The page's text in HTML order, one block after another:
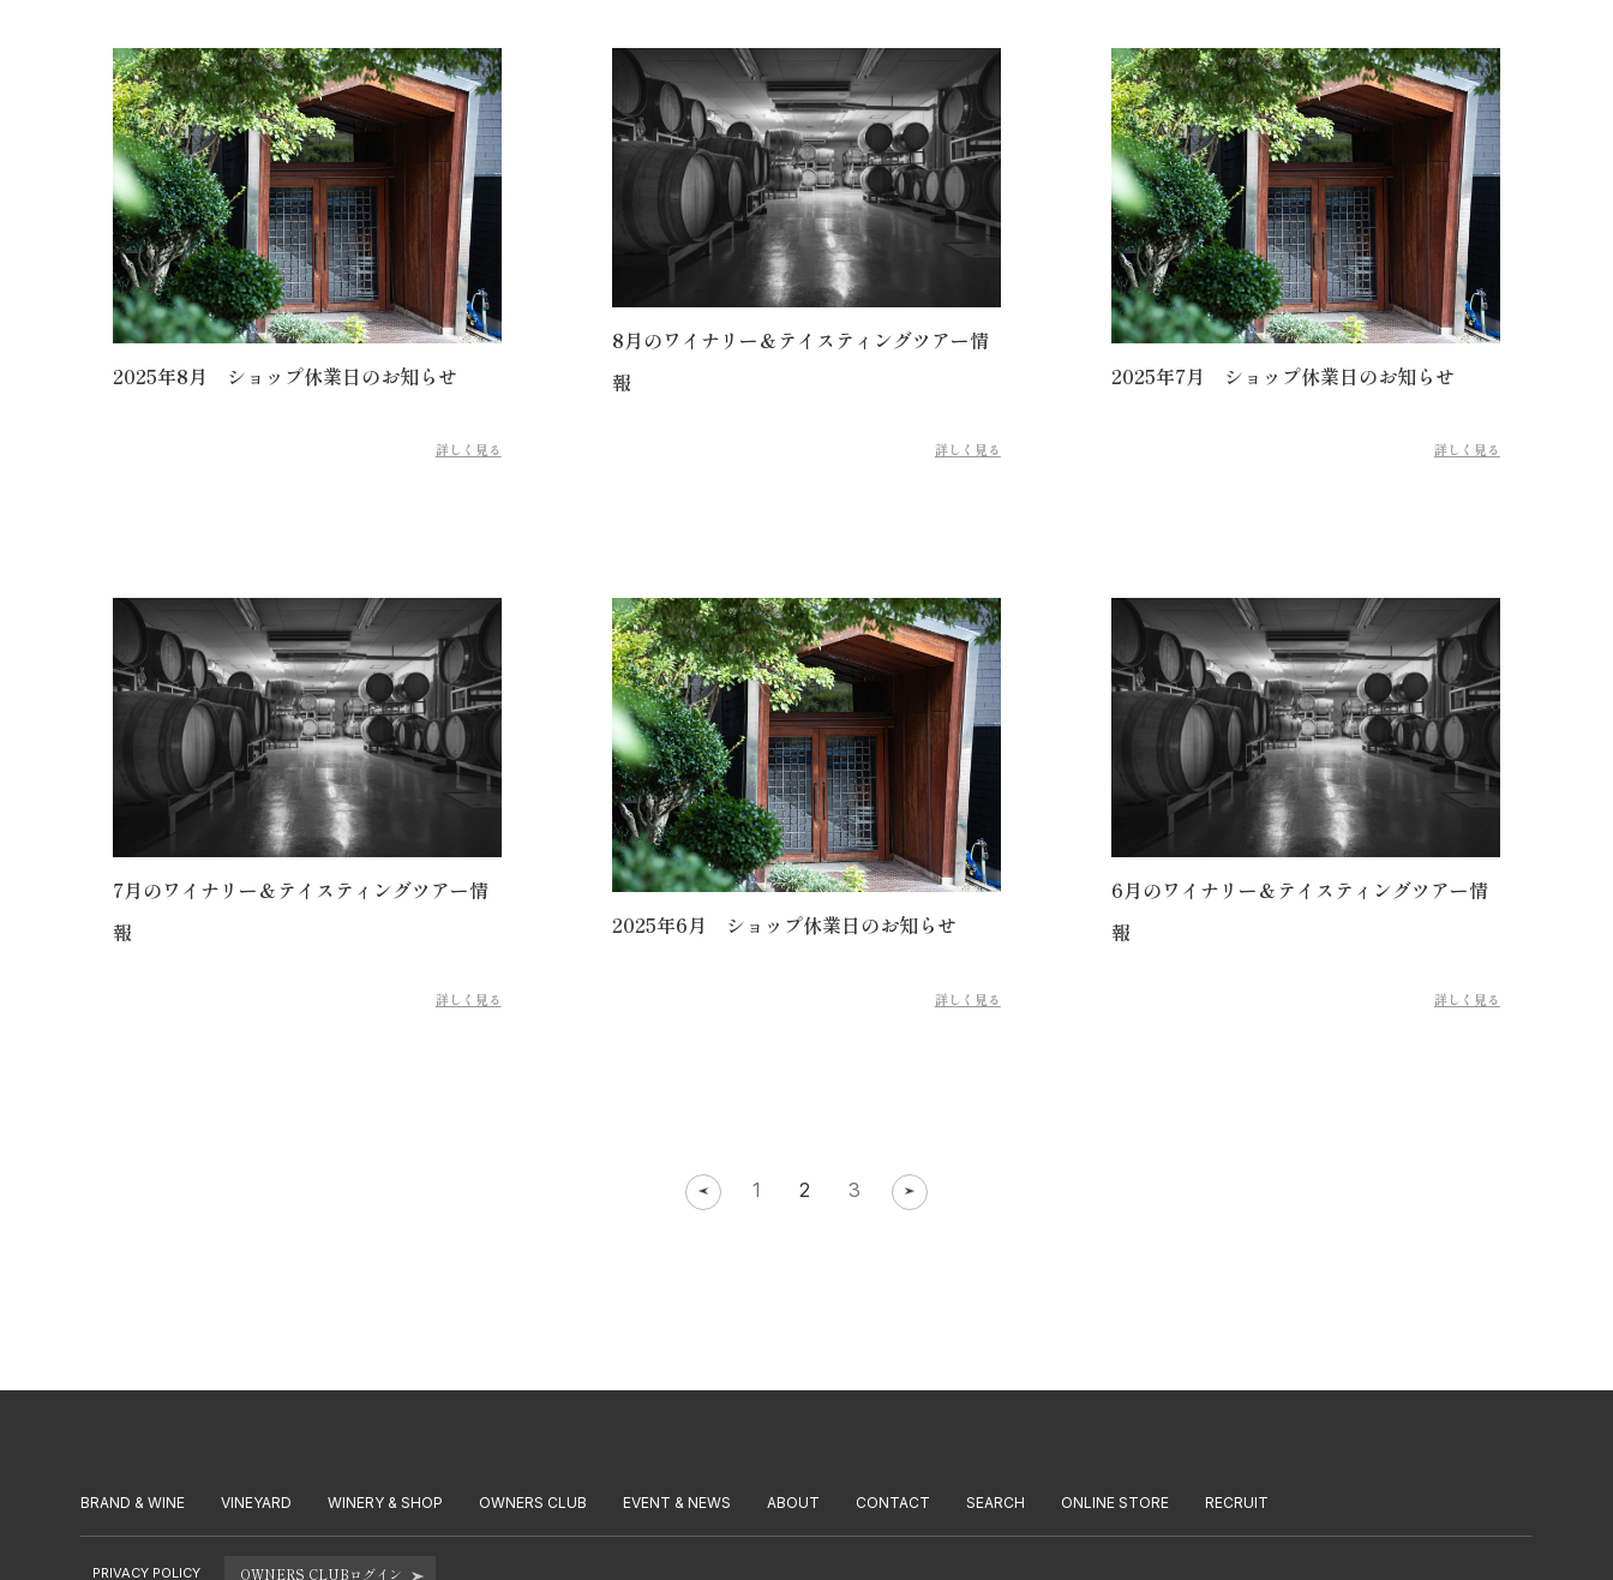
2025年8月 ショップ休業日のお知らせ
詳しく見る
8月のワイナリー＆テイスティングツアー情
報
詳しく見る
2025年7月 ショップ休業日のお知らせ
詳しく見る
7月のワイナリー＆テイスティングツアー情
報
詳しく見る
2025年6月 ショップ休業日のお知らせ
詳しく見る
6月のワイナリー＆テイスティングツアー情
報
詳しく見る
1 2 3
BRAND & WINE VINEYARD WINERY & SHOP OWNERS CLUB EVENT & NEWS ABOUT CONTACT SEARCH ONLINE STORE RECRUIT
PRIVACY POLICY OWNERS CLUBログイン